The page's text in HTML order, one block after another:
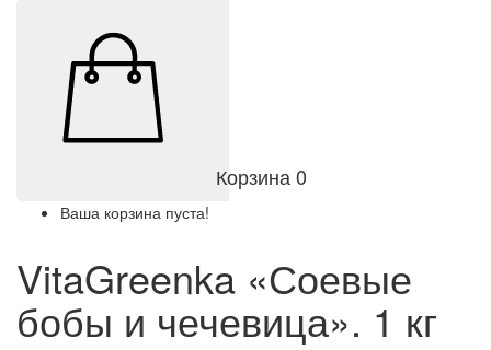
Корзина0
Ваша корзина пуста!
VitaGreenka «Соевые
бобы и чечевица». 1 кг